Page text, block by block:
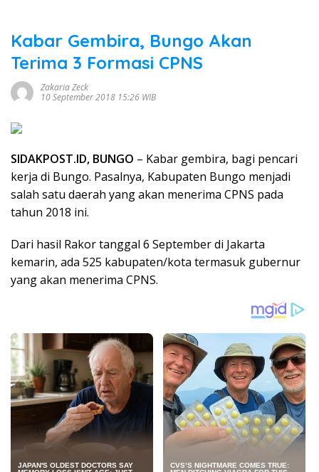
Kabar Gembira, Bungo Akan
Terima 3 Formasi CPNS
Zakaria Zeck
10 September 2018 15:26 WIB
SIDAKPOST.ID, BUNGO – Kabar gembira, bagi pencari
kerja di Bungo. Pasalnya, Kabupaten Bungo menjadi
salah satu daerah yang akan menerima CPNS pada
tahun 2018 ini.
Dari hasil Rakor tanggal 6 September di Jakarta
kemarin, ada 525 kabupaten/kota termasuk gubernur
yang akan menerima CPNS.